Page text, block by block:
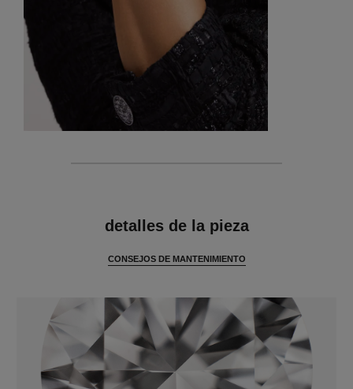
detalles de la pieza
CONSEJOS DE MANTENIMIENTO